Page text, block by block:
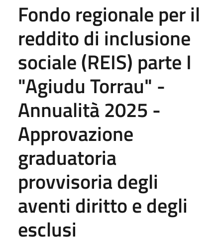
Fondo regionale per il
reddito di inclusione
sociale (REIS) parte I
"Agiudu Torrau" -
Annualità 2025 -
Approvazione
graduatoria
provvisoria degli
aventi diritto e degli
esclusi